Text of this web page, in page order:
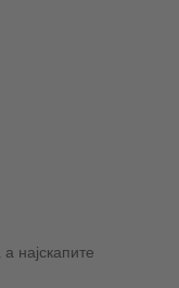
најскапите